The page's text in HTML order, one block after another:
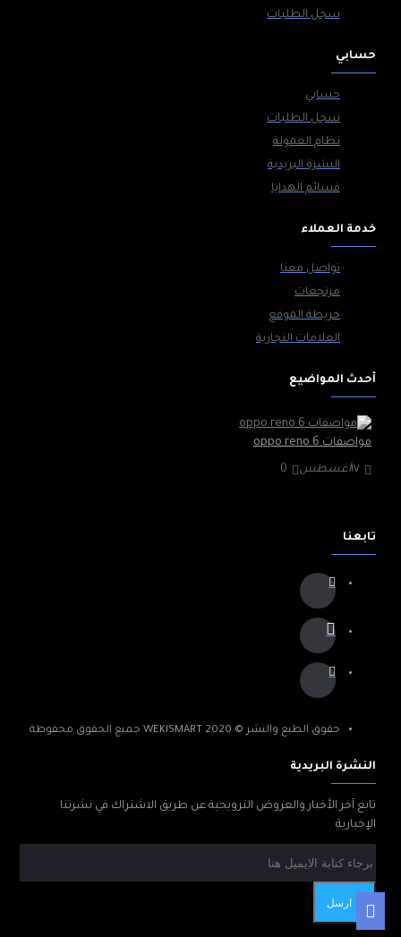
سجل الطلبات
حسابي
حسابي
سجل الطلبات
نظام العمولة
النشرة البريدية
قسائم الهدايا
خدمة العملاء
تواصل معنا
مرتجعات
خريطة الموقع
العلامات التجارية
أحدث المواضيع
مواصفات oppo reno 6
١٧أغسطس 0
تابعنا
حقوق الطبع والنشر © 2020 WEKISMART جميع الحقوق محفوظة
النشرة البريدية
تابع آخر الأخبار والعروض الترويجية عن طريق الاشتراك في نشرتنا
الإخبارية
ارسل